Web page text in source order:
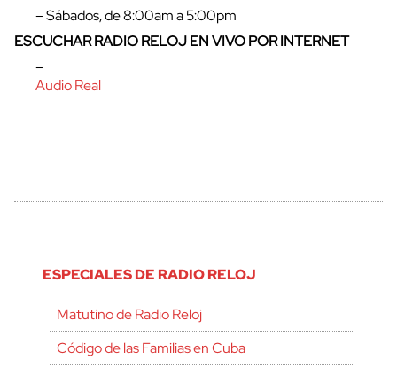
cerrar
– Sábados, de 8:00am a 5:00pm
ESCUCHAR RADIO RELOJ EN VIVO POR INTERNET
–
Audio Real
ESPECIALES DE RADIO RELOJ
Matutino de Radio Reloj
Código de las Familias en Cuba